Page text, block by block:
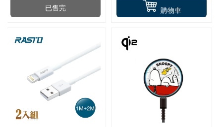
已售完 購物車